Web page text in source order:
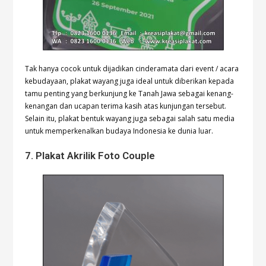
Tak hanya cocok untuk dijadikan cinderamata dari event / acara
kebudayaan, plakat wayang juga ideal untuk diberikan kepada
tamu penting yang berkunjung ke Tanah Jawa sebagai kenang-
kenangan dan ucapan terima kasih atas kunjungan tersebut.
Selain itu, plakat bentuk wayang juga sebagai salah satu media
untuk memperkenalkan budaya Indonesia ke dunia luar.
7. Plakat Akrilik Foto Couple